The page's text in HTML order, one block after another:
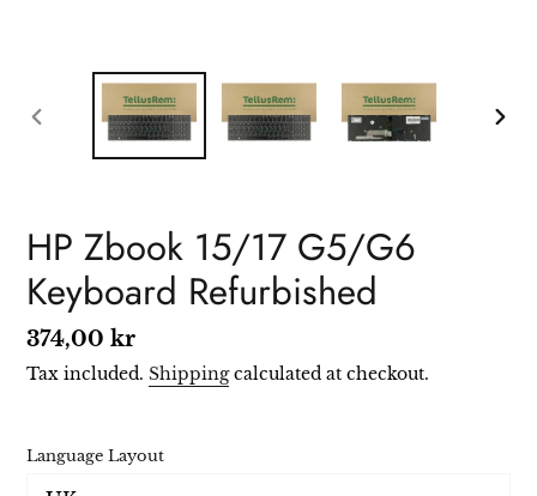
HP Zbook 15/17 G5/G6
Keyboard Refurbished
Regular
price
374,00 kr
Tax included. Shippingcalculated at checkout.
Language Layout